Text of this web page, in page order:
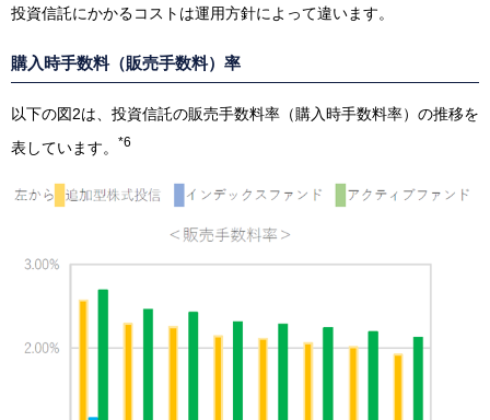
投資信託にかかるコストは運用方針によって違います。
購入時手数料（販売手数料）率
以下の図2は、投資信託の販売手数料率（購入時手数料率）の推移を
表しています。
*6